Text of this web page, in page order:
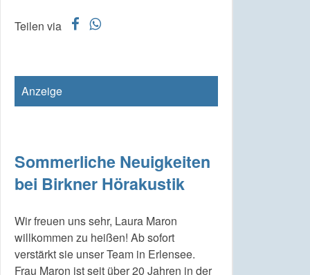
Teilen via f w
Anzeige
Sommerliche Neuigkeiten
bei Birkner Hörakustik
Wir freuen uns sehr, Laura Maron
willkommen zu heißen! Ab sofort
verstärkt sie unser Team in Erlensee.
Frau Maron ist seit über 20 Jahren in der